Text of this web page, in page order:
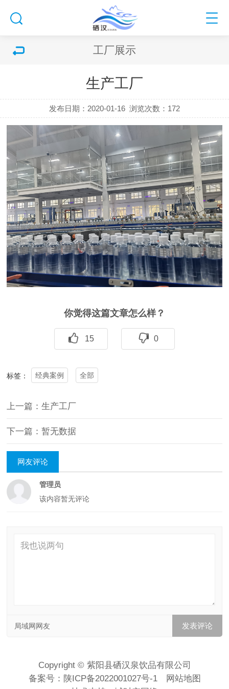
工厂展示
生产工厂
发布日期：2020-01-16 浏览次数： 172
你觉得这篇文章怎么样？
15 0
标签： 经典案例 全部
上一篇：生产工厂
下一篇：暂无数据
网友评论
管理员
该内容暂无评论
局域网网友
Copyright © 紫阳县硒汉泉饮品有限公司
备案号： 陕ICP备2022001027号-1
网站地图